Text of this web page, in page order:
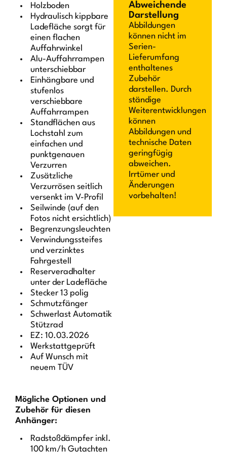
Holzboden
Hydraulisch kippbare
Ladefläche sorgt für
einen flachen
Auffahrwinkel
Alu-Auffahrrampen
unterschiebbar
Einhängbare und
stufenlos
verschiebbare
Auffahrrampen
Standflächen aus
Lochstahl zum
einfachen und
punktgenauen
Verzurren
Zusätzliche
Verzurrösen seitlich
versenkt im V-Profil
Seilwinde (auf den
Fotos nicht ersichtlich)
Begrenzungsleuchten
Verwindungssteifes
und verzinktes
Fahrgestell
Reserveradhalter
unter der Ladefläche
Stecker 13 polig
Schmutzfänger
Schwerlast Automatik
Stützrad
EZ: 10.03.2026
Werkstattgeprüft
Auf Wunsch mit
neuem TÜV
Mögliche Optionen und
Zubehör für diesen
Anhänger:
Radstoßdämpfer inkl.
100 km/h Gutachten
Abweichende
Darstellung
Abbildungen
können nicht im
Serien-
Lieferumfang
enthaltenes
Zubehör
darstellen. Durch
ständige
Weiterentwicklungen
können
Abbildungen und
technische Daten
geringfügig
abweichen.
Irrtümer und
Änderungen
vorbehalten!